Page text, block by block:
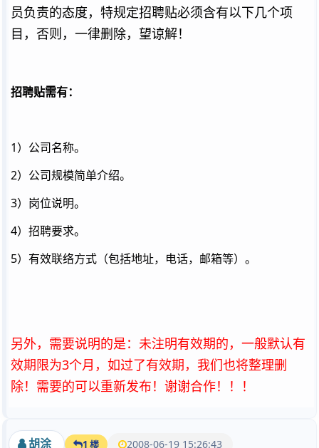
员负责的态度，特规定招聘贴必须含有以下几个项
目，否则，一律删除，望谅解！
招聘贴需有：
1）公司名称。
2）公司规模简单介绍。
3）岗位说明。
4）招聘要求。
5）有效联络方式（包括地址，电话，邮箱等）。
另外，需要说明的是：未注明有效期的，一般默认有
效期限为3个月，如过了有效期，我们也将整理删
除！需要的可以重新发布！谢谢合作！！！
胡涂 1 楼 2008-06-19 15:26:43